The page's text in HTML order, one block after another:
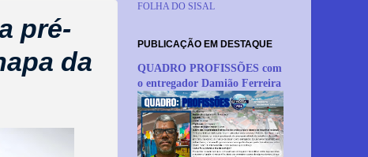
pré-
da
FOLHA DO SISAL
PUBLICAÇÃO EM DESTAQUE
QUADRO PROFISSÕES com
o entregador Damião Ferreira